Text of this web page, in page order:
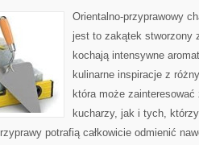
Orientalno-przyprawowy
jest to zakątek stworzony
kochają intensywne
kulinarne inspiracje z
która może
kucharzy, jak i tych,
potrafią całkowicie odmienić